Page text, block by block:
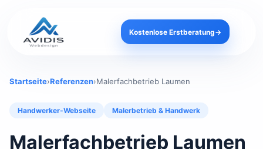
Kostenlose Erstberatung→
Startseite›Referenzen›Malerfachbetrieb Laumen
Handwerker-Webseite Malerbetrieb & Handwerk
Malerfachbetrieb Laumen